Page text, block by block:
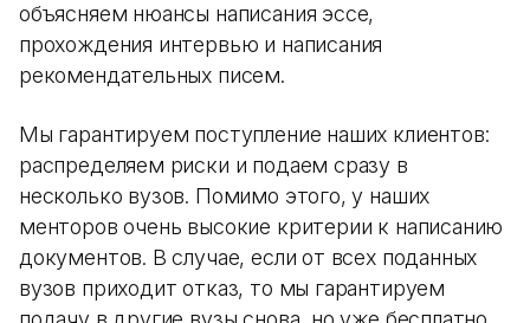
объясняем нюансы написания эссе,
прохождения интервью и написания
рекомендательных писем.
Мы гарантируем поступление наших клиентов:
распределяем риски и подаем сразу в
несколько вузов. Помимо этого, у наших
менторов очень высокие критерии к написанию
документов. В случае, если от всех поданных
вузов приходит отказ, то мы гарантируем